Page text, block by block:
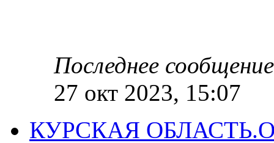
Последнее сообщение
27 окт 2023, 15:07
КУРСКАЯ